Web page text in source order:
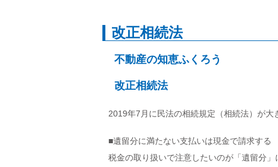
改正相続法
不動産の知恵ふくろう
改正相続法
2019年7月に民法の相続規定（相続法）が大
■遺留分に満たない支払いは現金で請求する
税金の取り扱いで注意したいのが「遺留分」